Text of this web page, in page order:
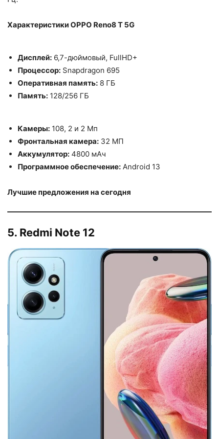
Характеристики OPPO Reno8 T 5G
Дисплей: 6,7-дюймовый, FullHD+
Процессор: Snapdragon 695
Оперативная память: 8 ГБ
Память: 128/256 ГБ
Камеры: 108, 2 и 2 Мп
Фронтальная камера: 32 МП
Аккумулятор: 4800 мАч
Программное обеспечение: Android 13
Лучшие предложения на сегодня
5. Redmi Note 12